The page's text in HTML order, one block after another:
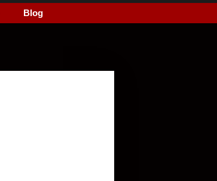
Blog